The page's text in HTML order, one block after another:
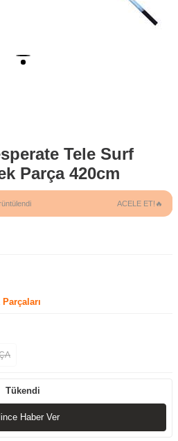
Tele Surf
Parça 420cm
ACELE ET!🔥
Parçaları
Tükendi
Haber Ver